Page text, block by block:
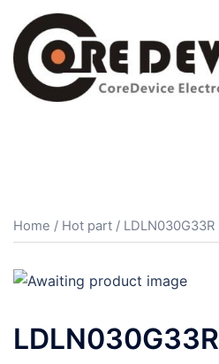
Home / Hot part / LDLN030G33R
LDLN030G33R